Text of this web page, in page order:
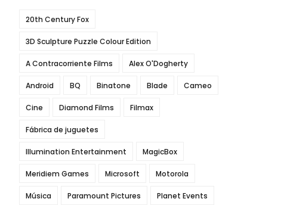
20th Century Fox
3D Sculpture Puzzle Colour Edition
A Contracorriente Films Alex O'Dogherty
Android BQ Binatone Blade Cameo
Cine Diamond Films Filmax
Fábrica de juguetes
Illumination Entertainment MagicBox
Meridiem Games Microsoft Motorola
Música Paramount Pictures Planet Events